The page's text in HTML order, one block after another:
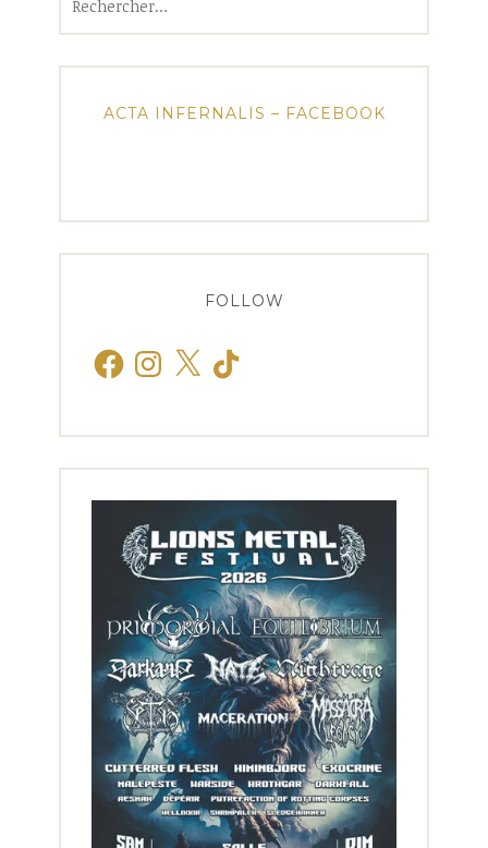
ACTA INFERNALIS – FACEBOOK
FOLLOW
FacebookInstagram
X TikTok